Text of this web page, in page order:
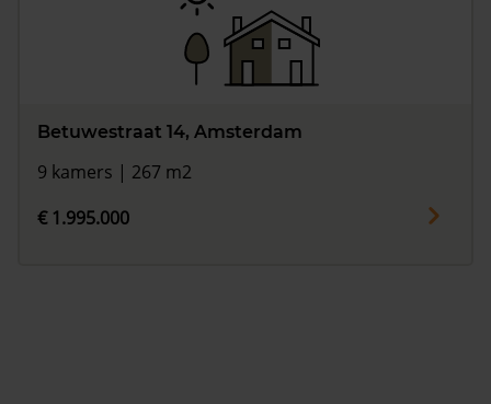
Betuwestraat 14, Amsterdam
9 kamers | 267 m2
€ 1.995.000